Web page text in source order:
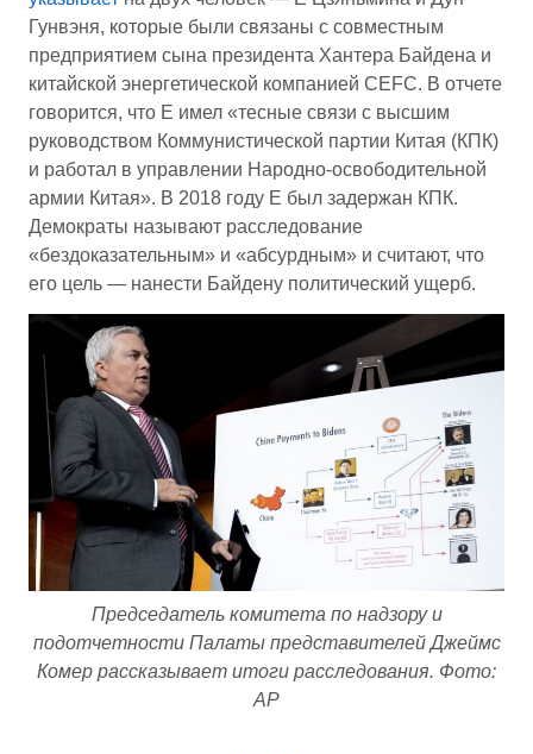
Гунвэня, которые были связаны с совместным
предприятием сына президента Хантера Байдена и
китайской энергетической компанией CEFC. В отчете
говорится, что Е имел «тесные связи с высшим
руководством Коммунистической партии Китая (КПК)
и работал в управлении Народно-освободительной
армии Китая». В 2018 году Е был задержан КПК.
Демократы называют расследование
«бездоказательным» и «абсурдным» и считают, что
его цель — нанести Байдену политический ущерб.
Председатель комитета по надзору и
подотчетности Палаты представителей Джеймс
Комер рассказывает итоги расследования. Фото:
AP